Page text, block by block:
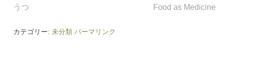
うつ Food as Medicine
カテゴリー: 未分類 パーマリンク